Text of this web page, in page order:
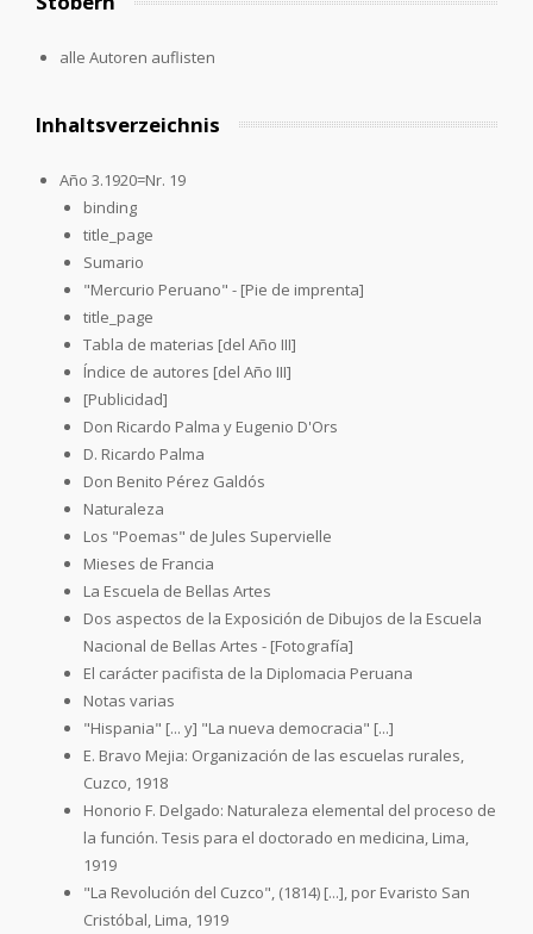
alle Autoren auflisten
Inhaltsverzeichnis
Año 3.1920=Nr. 19
binding
title_page
Sumario
"Mercurio Peruano" - [Pie de imprenta]
title_page
Tabla de materias [del Año III]
Índice de autores [del Año III]
[Publicidad]
Don Ricardo Palma y Eugenio D'Ors
D. Ricardo Palma
Don Benito Pérez Galdós
Naturaleza
Los "Poemas" de Jules Supervielle
Mieses de Francia
La Escuela de Bellas Artes
Dos aspectos de la Exposición de Dibujos de la Escuela
Nacional de Bellas Artes - [Fotografía]
El carácter pacifista de la Diplomacia Peruana
Notas varias
"Hispania" [... y] "La nueva democracia" [...]
E. Bravo Mejia: Organización de las escuelas rurales,
Cuzco, 1918
Honorio F. Delgado: Naturaleza elemental del proceso de
la función. Tesis para el doctorado en medicina, Lima,
1919
"La Revolución del Cuzco", (1814) [...], por Evaristo San
Cristóbal, Lima, 1919